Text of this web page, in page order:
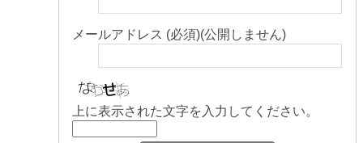
メールアドレス (必須)(公開しません)
上に表示された文字を入力してください。